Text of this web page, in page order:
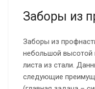
Заборы из
Заборы из
небольшой
листа из стали.
следующие